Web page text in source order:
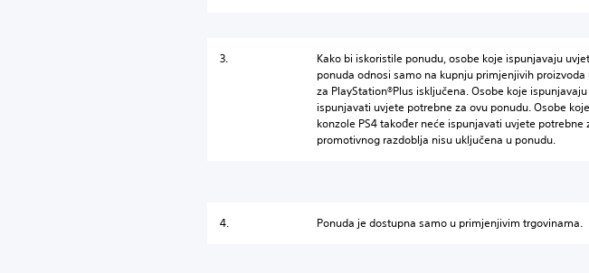
3.
Kako bi iskoristile ponudu, osobe koje ispunjavaju
ponuda odnosi samo na kupnju primjenjivih
za PlayStation®Plus isključena. Osobe koje
ispunjavati uvjete potrebne za ovu ponudu. Osobe
konzole PS4 također neće ispunjavati uvjete
promotivnog razdoblja nisu uključena u ponudu.
4. Ponuda je dostupna samo u primjenjivim trgovinama.